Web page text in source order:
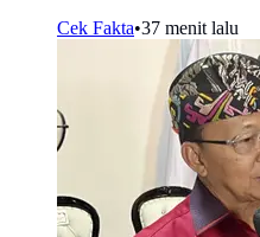
Cek Fakta•37 menit lalu